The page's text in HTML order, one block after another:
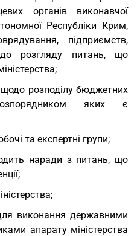
органів виконавчої
Республіки Крим,
підприємств,
до розгляду питань, що
розподілу бюджетних
яких є
та експертні групи;
наради з питань, що
виконання державними
апарату міністерства